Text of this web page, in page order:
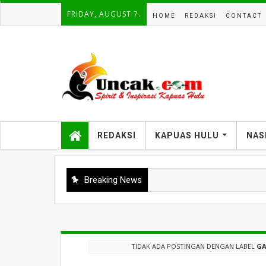
FRIDAY, AUGUST 7. HOME REDAKSI CONTACT
REDAKSI KAPUAS HULU
Breaking News
TIDAK ADA POSTINGAN DENGAN LABEL